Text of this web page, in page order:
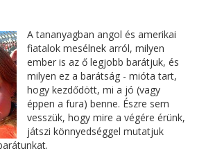
A tananyagban angol és amerikai
fiatalok mesélnek arról, milyen
ember is az ő legjobb barátjuk, és
milyen ez a barátság - mióta tart,
hogy kezdődött, mi a jó (vagy
éppen a fura) benne. Észre sem
vesszük, hogy mire a végére érünk,
játszi könnyedséggel mutatjuk